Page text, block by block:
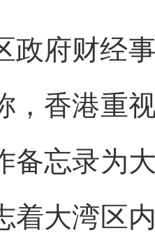
府财经事
，香港重
备忘录为
着大湾区